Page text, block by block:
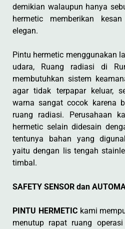
demikian walaupun hanya
hermetic memberikan
elegan.
Pintu hermetic menggunakan
udara, Ruang radiasi di
membutuhkan sistem
agar tidak terpapar keluar,
warna sangat cocok karena
ruang radiasi. Perusahaan
hermetic selain didesain
tentunya bahan yang
yaitu dengan lis tengah
timbal.
SAFETY SENSOR dan
PINTU HERMETICkami
menutup rapat ruang